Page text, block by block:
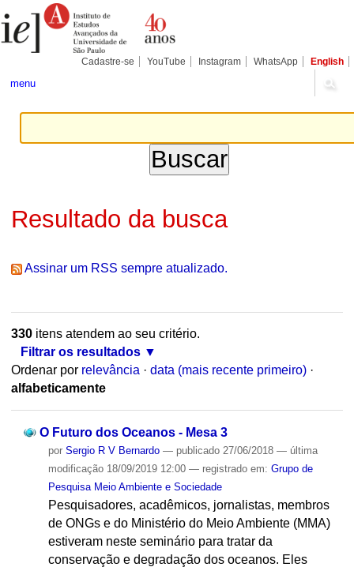
para
conteúdo.
Pessoais
Cadastre-se YouTube Instagram WhatsApp English
menu
Resultado da busca
Assinar um RSS sempre atualizado.
330itens atendem ao seu critério.
Filtrar os resultados
Ordenar por relevância · data (mais recente primeiro) ·
alfabeticamente
O Futuro dos Oceanos - Mesa 3
por Sergio R V Bernardo — publicado27/06/2018 — última
modificação18/09/2019 12:00 — registrado em: Grupo de
Pesquisa Meio Ambiente e Sociedade
Pesquisadores, acadêmicos, jornalistas, membros
de ONGs e do Ministério do Meio Ambiente (MMA)
estiveram neste seminário para tratar da
conservação e degradação dos oceanos. Eles